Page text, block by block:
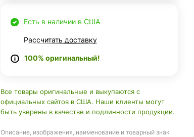
Есть в наличии в США
Рассчитать доставку
100% оригинальный!
Все товары оригинальные и выкупаются с
официальных сайтов в США. Наши клиенты могут
быть уверены в качестве и подлинности продукции.
Описание, изображения, наименование и товарный знак